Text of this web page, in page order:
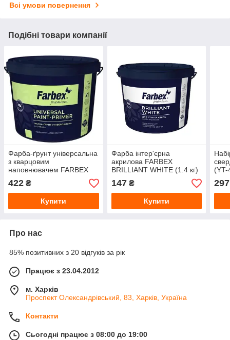
Всі умови повернення
Подібні товари компанії
Фарба-ґрунт універсальна
з кварцовим
наповнювачем FARBEX
Universal Paint-Primer (4.2
кг) Білий
422 ₴
Купити
Фарба інтер'єрна
акрилова FARBEX
BRILLIANT WHITE (1.4 кг)
Білий матовий
147₴
Купити
297
Про нас
85% позитивних з 20 відгуків за рік
Працює з 23.04.2012
м. Харків
Проспект Олександрівський, 83, Харків, Україна
Контакти
Сьогодні працює з 08:00 до 19:00